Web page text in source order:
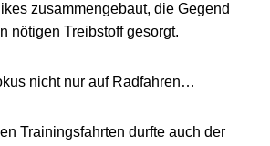
zusammengebaut, die Gegend
nötigen Treibstoff gesorgt.
nicht nur auf Radfahren…
Trainingsfahrten durfte auch der